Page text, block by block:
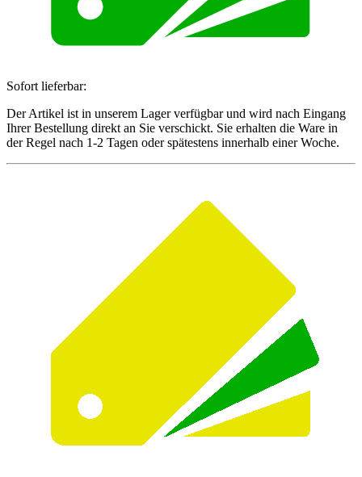
Sofort lieferbar:
Der Artikel ist in unserem Lager verfügbar und wird nach Eingang
Ihrer Bestellung direkt an Sie verschickt. Sie erhalten die Ware in
der Regel nach 1-2 Tagen oder spätestens innerhalb einer Woche.